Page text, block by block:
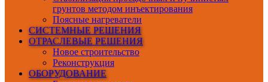
грунтов методом инъектирования
Поясные нагреватели
СИСТЕМНЫЕ РЕШЕНИЯ
ОТРАСЛЕВЫЕ РЕШЕНИЯ
Новое строительство
Реконструкция
ОБОРУДОВАНИЕ